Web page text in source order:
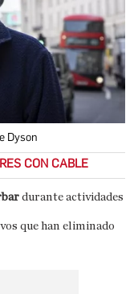
Dyson
CON CABLE
durante actividades
que han eliminado